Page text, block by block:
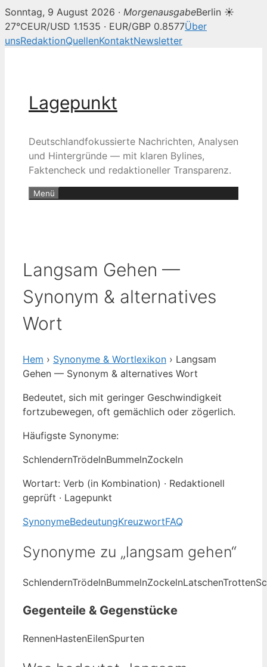
Sonntag, 9 August 2026 · MorgenausgabeBerlin ☀
27°CEUR/USD 1.1535 · EUR/GBP 0.8577Über
unsRedaktionQuellenKontaktNewsletter
Lagepunkt
Deutschlandfokussierte Nachrichten, Analysen
und Hintergründe — mit klaren Bylines,
Faktencheck und redaktioneller Transparenz.
Menü
Langsam Gehen —
Synonym & alternatives
Wort
Hem › Synonyme & Wortlexikon › Langsam
Gehen — Synonym & alternatives Wort
Bedeutet, sich mit geringer Geschwindigkeit
fortzubewegen, oft gemächlich oder zögerlich.
Häufigste Synonyme:
SchlendernTrödelnBummelnZockeln
Wortart: Verb (in Kombination) · Redaktionell
geprüft · Lagepunkt
SynonymeBedeutungKreuzwortFAQ
Synonyme zu „langsam gehen“
SchlendernTrödelnBummelnZockelnLatschenTrotten
Gegenteile & Gegenstücke
RennenHastenEilenSpurten